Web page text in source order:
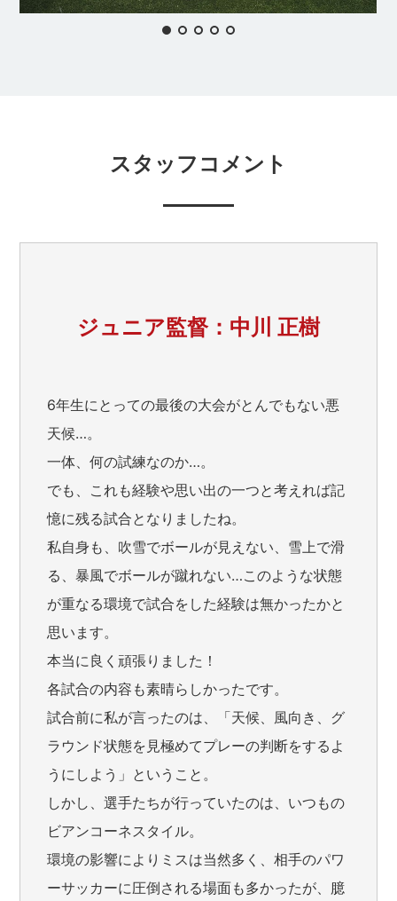
スタッフコメント
ジュニア監督：中川 正樹
6年生にとっての最後の大会がとんでもない悪
天候…。
一体、何の試練なのか…。
でも、これも経験や思い出の一つと考えれば記
憶に残る試合となりましたね。
私自身も、吹雪でボールが見えない、雪上で滑
る、暴風でボールが蹴れない…このような状態
が重なる環境で試合をした経験は無かったかと
思います。
本当に良く頑張りました！
各試合の内容も素晴らしかったです。
試合前に私が言ったのは、「天候、風向き、グ
ラウンド状態を見極めてプレーの判断をするよ
うにしよう」ということ。
しかし、選手たちが行っていたのは、いつもの
ビアンコーネスタイル。
環境の影響によりミスは当然多く、相手のパワ
ーサッカーに圧倒される場面も多かったが、臆